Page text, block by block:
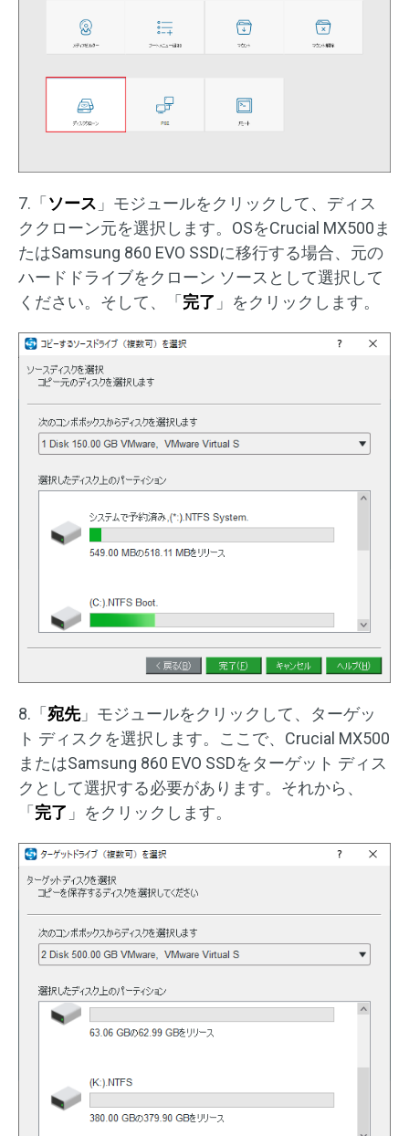
7.「 ソース 」モジュールをクリックして、ディス
ククローン元を選択します。OSをCrucial MX500ま
たはSamsung 860 EVO SSDに移行する場合、元の
ハードドライブをクローン ソースとして選択して
ください。そして、「 完了 」をクリックします。
8.「 宛先」モジュールをクリックして、ターゲッ
ト ディスクを選択します。ここで、Crucial MX500
またはSamsung 860 EVO SSDをターゲット ディス
クとして選択する必要があります。それから、
「 完了 」をクリックします。